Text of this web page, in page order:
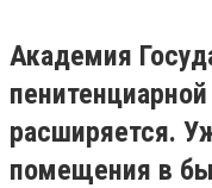
Академия
расширяется.
помещения в